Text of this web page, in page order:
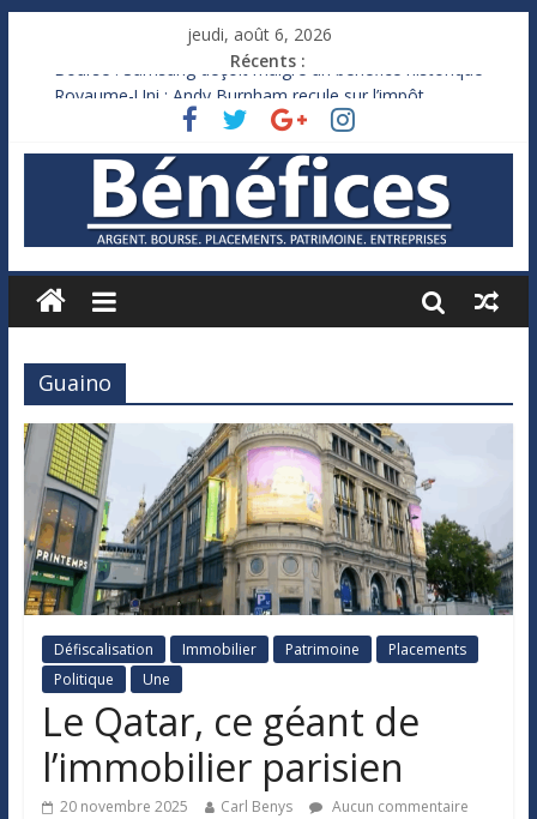
jeudi, août 6, 2026
Récents :
Bourse : Samsung déçoit malgré un bénéfice historique
Royaume-Uni : Andy Burnham recule sur l’impôt
Xavier Niel, le milliardaire qui ne touche presque rien
Ruée des fortunes russes vers l’étranger
France : le logement mis à l’épreuve par la chaleur
Guaino
Défiscalisation Immobilier Patrimoine
Placements
Politique
Une
Le Qatar, ce géant de
l’immobilier parisien
20 novembre 2025 Carl Benys
Aucun commentaire